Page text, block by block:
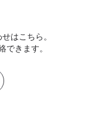
はこちら。
できます。